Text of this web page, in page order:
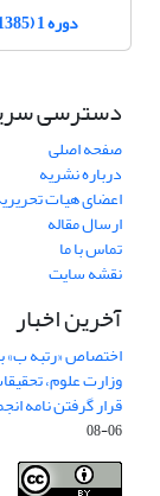
دوره 1 (1385)
دسترسی
صفحه اصلی
درباره نشریه
اعضای هیات
ارسال مقاله
تماس با ما
نقشه سایت
آخرین اخبار
اختصاص «رتبه ب»
وزارت علوم،
قرار گرفتن نامه
06-08